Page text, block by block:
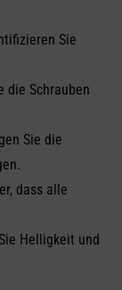
Sie
die Schrauben
Sie die
dass alle
Helligkeit und